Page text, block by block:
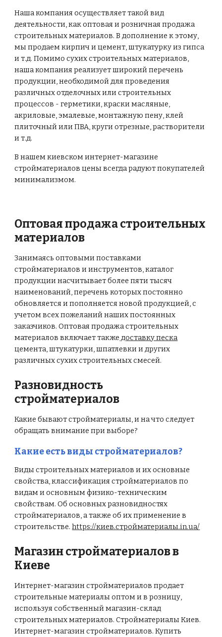
Наша компания осуществляет такой вид
деятельности, как оптовая и розничная продажа
строительных материалов. В дополнение к этому,
мы продаем кирпич и цемент, штукатурку из гипса
и т.д. Помимо сухих строительных материалов,
наша компания реализует широкий перечень
продукции, необходимой для проведения
различных отделочных или строительных
процессов - герметики, краски масляные,
акриловые, эмалевые, монтажную пену, клей
плиточный или ПВА, круги отрезные, растворители
и т.д.
В нашем киевском интернет-магазине
стройматериалов цены всегда радуют покупателей
минимализмом.
Оптовая продажа строительных
материалов
Занимаясь оптовыми поставками
стройматериалов и инструментов, каталог
продукции насчитывает более пяти тысяч
наименований, перечень которых постоянно
обновляется и пополняется новой продукцией, с
учетом всех пожеланий наших постоянных
заказчиков. Оптовая продажа строительных
материалов включает также доставку песка
цемента, штукатурки, шпатлевки и других
различных сухих строительных смесей.
Разновидность
стройматериалов
Какие бывают стройматериалы, и на что следует
обращать внимание при выборе?
Какие есть виды стройматериалов?
Виды строительных материалов и их основные
свойства, классификация стройматериалов по
видам и основным физико-техническим
свойствам. Об основных разновидностях
стройматериалов, а также об их применение в
строительстве.https://киев.стройматериалы.in.ua/
Магазин стройматериалов в
Киеве
Интернет-магазин стройматериалов продает
строительные материалы оптом и в розницу,
используя собственный магазин-склад
строительных материалов. Стройматериалы Киев.
Интернет-магазин стройматериалов. Купить